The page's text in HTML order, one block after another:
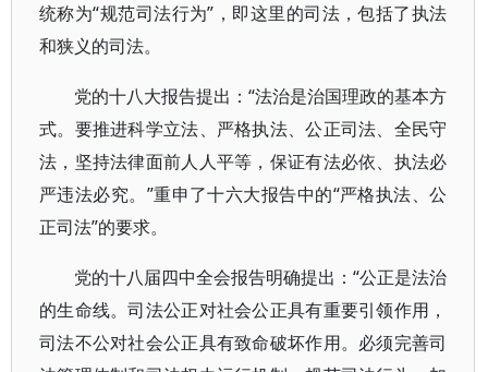
统称为“规范司法行为”，即这里的司法，包括了执法
和狭义的司法。
党的十八大报告提出：“法治是治国理政的基本方
式。要推进科学立法、严格执法、公正司法、全民守
法，坚持法律面前人人平等，保证有法必依、执法必
严违法必究。”重申了十六大报告中的“严格执法、公
正司法”的要求。
党的十八届四中全会报告明确提出：“公正是法治
的生命线。司法公正对社会公正具有重要引领作用，
司法不公对社会公正具有致命破坏作用。必须完善司